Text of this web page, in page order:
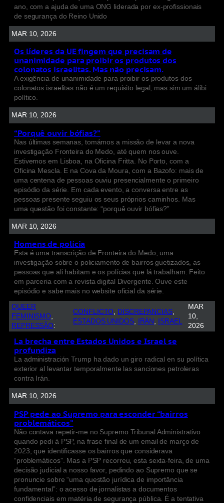
ano, com a ajuda de uma ONG liderada por ex-profissionais
de segurança do Reino Unido
MAR 10, 2026
Os líderes da UE fingem que precisam de
unanimidade para proibir os produtos dos
colonatos israelitas. Mas não precisam.
A exigência de unanimidade para proibir os produtos dos
colonatos israelitas não é um requisito legal, mas sim um álibi
político.
MAR 10, 2026
“Porquê ouvir bófias?”
Nas últimas semanas, tomámos a missão de levar a nova
investigação Fronteira do Medo, até quem nos ouve.
Estivemos em Lisboa, na Oficina Fritta. No Porto, com a
Oficina Mescla. E na Cova da Moura, com a Bazofo: mais de
uma centena de pessoas ouviu presencialmente o primeiro
episódio da série. Em cada evento, a conversa entre as
pessoas presente seguiu os seus próprios caminhos. Mas
uma questão foi constante: “porquê ouvir bófias?”
MAR 10, 2026
Homens de polícia
Esta é uma transcrição de Fronteira do Medo, uma
investigação sobre o policiamento de bairros guetizados, as
pessoas que ali habitam e os polícias que lá trabalham. Feito
em parceria com a revista digital Divergente. Ouve este
episódio e sabe mais no website oficial da série.
QUEER
FEMINISMO
REPRESSÃO:
CONFLICTO DISCREPANCIAS
ESTADOS UNIDOS, IRÁN ISRAEL
MAR
10,
2026
La brecha entre Estados Unidos e Israel se
profundiza
La administración Trump ha dado un giro radical en su política
exterior al levantar temporalmente las sanciones petroleras
contra Irán.
MAR 10, 2026
PSP pede ao Supremo para esconder “bairros
problemáticos”
Não contava repetir-me no Supremo Tribunal Administrativo
quando pedi à PSP, na frase final de um email de março de
2023, que identificasse os bairros que considerava
“problemáticos”. Mas a PSP recorreu, esta sexta-feira, de uma
decisão judicial a nosso favor, pedindo ao Supremo que se
pronuncie sobre “uma questão jurídica de importância
fundamental”: o acesso de jornalistas a documentos
confidenciais em matéria de segurança pública. É a tentativa